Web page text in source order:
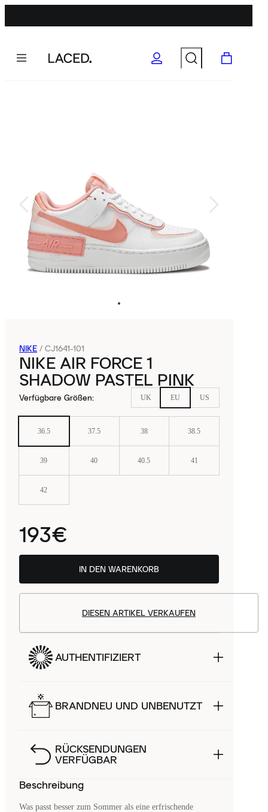
NIKE / CJ1641-101
NIKE AIR FORCE 1
SHADOW PASTEL PINK
Verfügbare Größen: UK EU US
36.5 37.5 38 38.5
39 40 40.5 41
42
193€
IN DEN WARENKORB
DIESEN ARTIKEL VERKAUFEN
AUTHENTIFIZIERT
BRANDNEU UND UNBENUTZT
RÜCKSENDUNGEN
VERFÜGBAR
Beschreibung
Was passt besser zum Sommer als eine erfrischende